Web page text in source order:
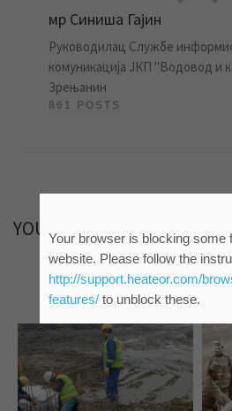
мр Синиша Гајин
Руководилац Службе
комуникација ЈКП "Водовод и
Зрењанин
861 POSTS
YOU MAY ALSO LIKE
Your browser is blocking some
website. Please follow the
http://support.heateor.com/
features/to unblock these.